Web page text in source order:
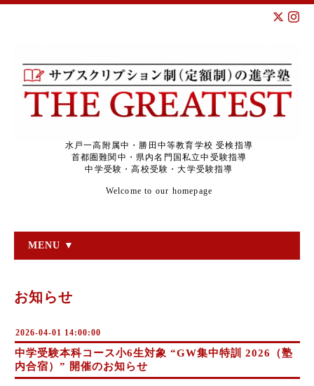
水戸一高附属中・勝田中等教育学校 受検指導
首都圏難関中・県内名門国私立中受験指導
中学受験・高校受験・大学受験指導
Welcome to our homepage
MENU ▼
お知らせ
2026-04-01 14:00:00
中学受験本科コース小6生対象 “GW集中特訓 2026（塾
内合宿）” 開催のお知らせ